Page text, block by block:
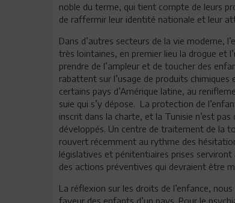
noble du terme, qui tient compte de leurs
de raffermir leur identité nationale et leur
Dans d’autres secteurs de la vie moderne,
très lointaines, en premier lieu la drogue et
prendre de l’ampleur et de toucher des
rabattent sur l’usage de produits
certains pays d’Amérique latine, au
suie qui s’y dépose. La protection de
inscrit dans la charte, et la Tunisie n’est
développés. Un centre de traitement de la
rouvert récemment au rythme des
législatives et pénitentiaires prises
des actions préventives qui devraient être
La réflexion sur les droits de l’enfance,
faveur des enfants d’un pays. Pour le